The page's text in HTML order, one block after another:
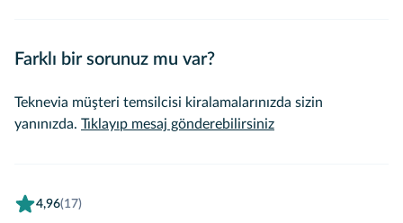
Farklı bir sorunuz mu var?
Teknevia müşteri temsilcisi kiralamalarınızda sizin
yanınızda. Tıklayıp mesaj gönderebilirsiniz
4,96(17)